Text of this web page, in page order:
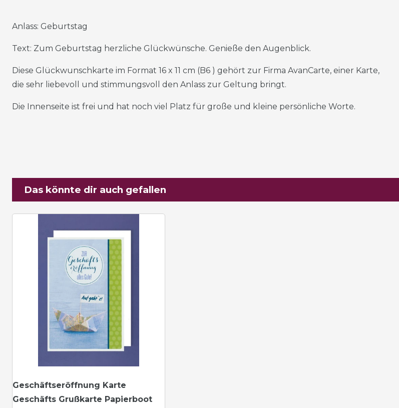
Anlass: Geburtstag
Text: Zum Geburtstag herzliche Glückwünsche. Genieße den Augenblick.
Diese Glückwunschkarte im Format 16 x 11 cm (B6 ) gehört zur Firma AvanCarte, einer Karte,
die sehr liebevoll und stimmungsvoll den Anlass zur Geltung bringt.
Die Innenseite ist frei und hat noch viel Platz für große und kleine persönliche Worte.
Das könnte dir auch gefallen
Geschäftseröffnung Karte
Geschäfts Grußkarte Papierboot